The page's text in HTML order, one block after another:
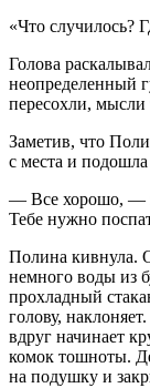
«Что случилось?
Голова
неопределенный
пересохли, мысли
Заметив, что
с места и
— Все хорошо, —
Тебе нужно
Полина кивнула.
немного воды из
прохладный
голову,
вдруг начинает
комок тошноты.
на подушку и